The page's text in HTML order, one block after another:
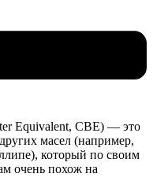
Equivalent, CBE) — это
масел (например,
который по своим
очень похож на